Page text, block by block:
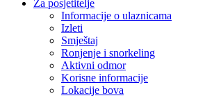
Za posjetitelje
Informacije o ulaznicama
Izleti
Smještaj
Ronjenje i snorkeling
Aktivni odmor
Korisne informacije
Lokacije bova